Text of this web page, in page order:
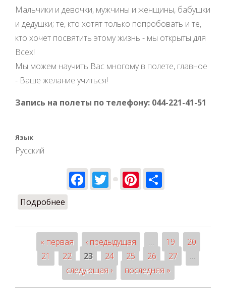
Мальчики и девочки, мужчины и женщины, бабушки
и дедушки; те, кто хотят только попробовать и те,
кто хочет посвятить этому жизнь - мы открыты для
Всех!
Мы можем научить Вас многому в полете, главное
- Ваше желание учиться!
Запись на полеты по телефону: 044-221-41-51
Язык
Русский
Facebook
TwitterPinterest
Подробнее
Страницы
« первая ‹ предыдущая … 19
20
21
22 23 24 25 26 27
…
следующая ›
последняя »